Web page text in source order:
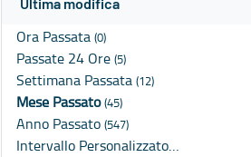
Ultima modifica
Ora Passata (0)
Passate 24 Ore (5)
Settimana Passata (12)
Mese Passato(45)
Anno Passato (547)
Intervallo Personalizzato…